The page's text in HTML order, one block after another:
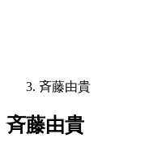
斉藤由貴
斉藤由貴